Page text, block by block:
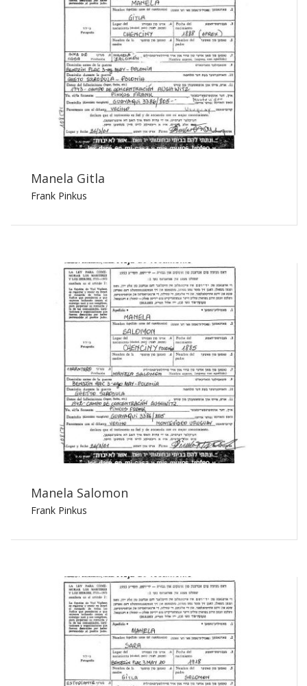
Manela Gitla
Frank Pinkus
Manela Salomon
Frank Pinkus